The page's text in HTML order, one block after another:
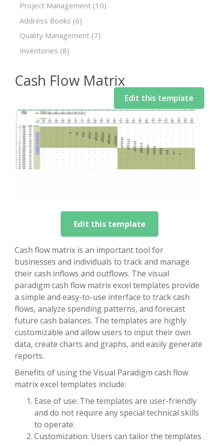
Project Management (10)
Address Books (6)
Quality Management (7)
Inventories (8)
Cash Flow Matrix
Edit this template
Edit this template
Cash flow matrix is an important tool for
businesses and individuals to track and manage
their cash inflows and outflows. The visual
paradigm cash flow matrix excel templates provide
a simple and easy-to-use interface to track cash
flows, analyze spending patterns, and forecast
future cash balances. The templates are highly
customizable and allow users to input their own
data, create charts and graphs, and easily generate
reports.
Benefits of using the Visual Paradigm cash flow
matrix excel templates include:
Ease of use: The templates are user-friendly
and do not require any special technical skills
to operate.
Customization: Users can tailor the templates